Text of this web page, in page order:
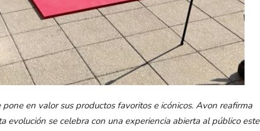
en valor sus productos favoritos e icónicos. Avon reafirma
evolución se celebra con una experiencia abierta al público este